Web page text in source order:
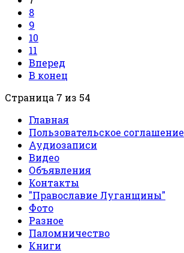
8
9
10
11
Вперед
В конец
Страница 7 из 54
Главная
Пользовательское соглашение
Аудиозаписи
Видео
Объявления
Контакты
"Православие Луганщины"
Фото
Разное
Паломничество
Книги